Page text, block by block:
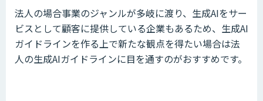
法人の場合事業のジャンルが多岐に渡り、生成AIをサー
ビスとして顧客に提供している企業もあるため、生成AI
ガイドラインを作る上で新たな観点を得たい場合は法
人の生成AIガイドラインに目を通すのがおすすめです。